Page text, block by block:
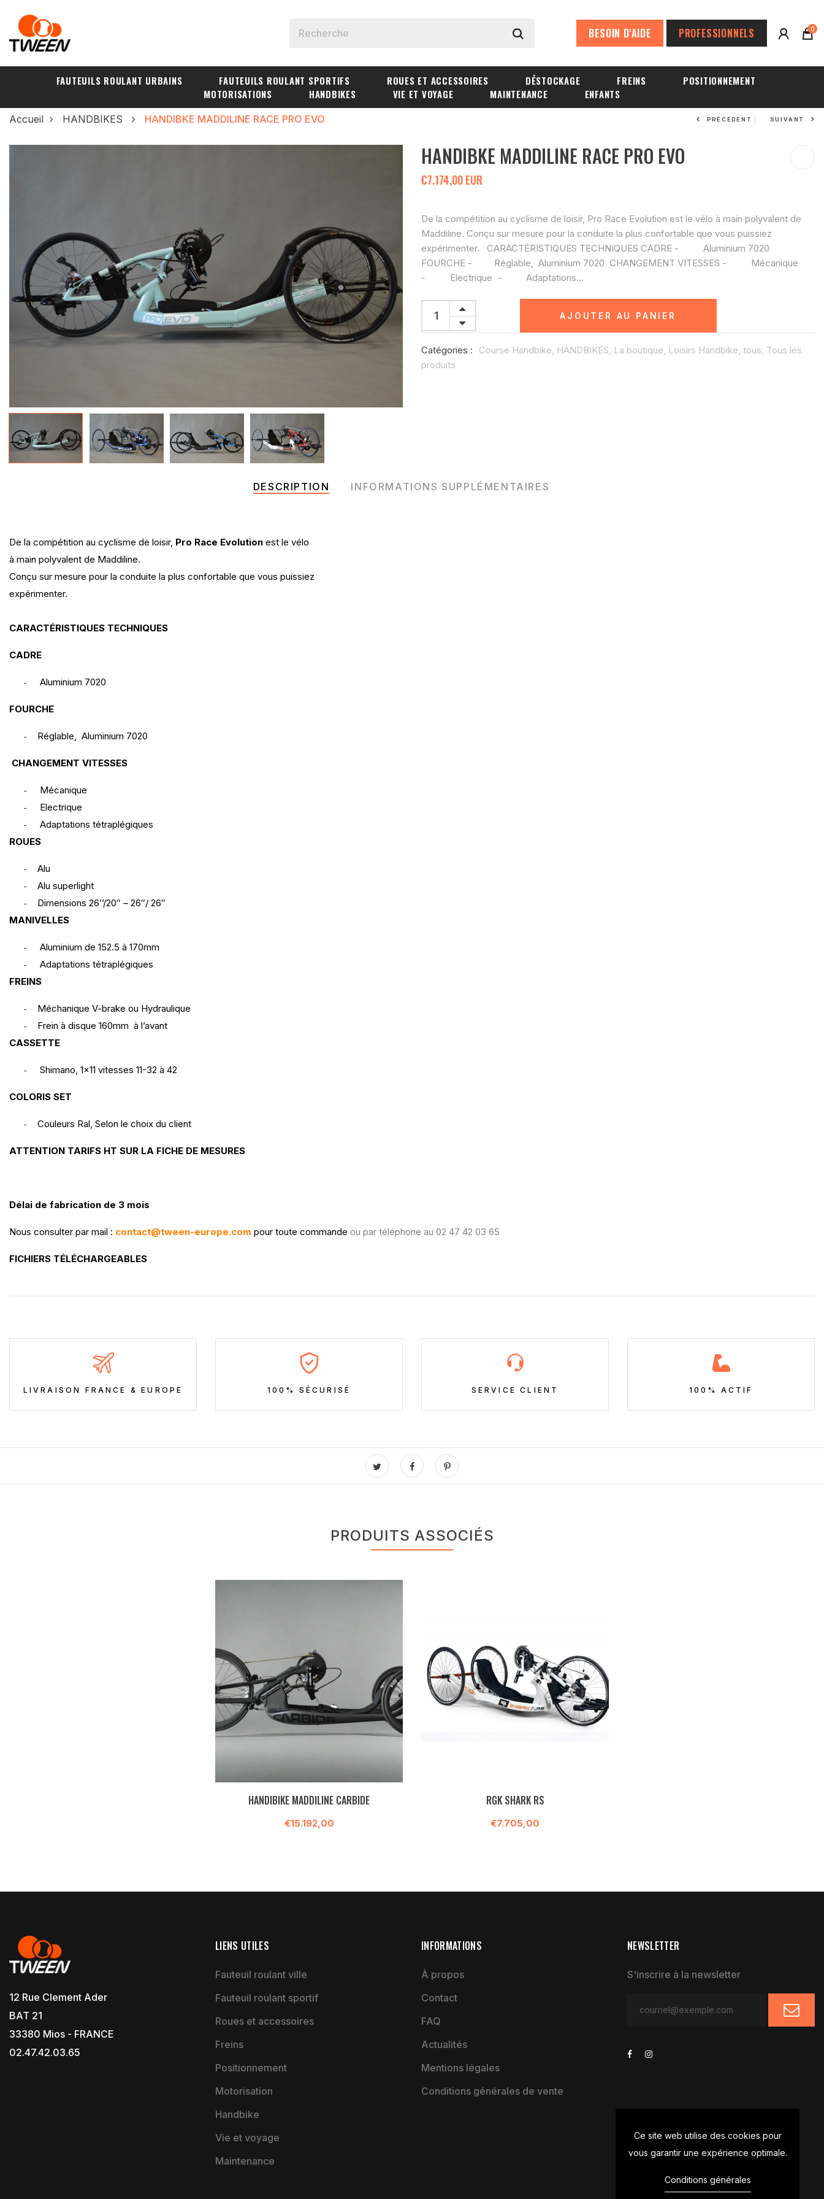
BESOIN D'AIDE PROFESSIONNELS 0
FAUTEUILS ROULANT URBAINS FAUTEUILS ROULANT SPORTIFS ROUES ET ACCESSOIRES DÉSTOCKAGE FREINS
POSITIONNEMENT
MOTORISATIONS
HANDBIKES VIE ET VOYAGE MAINTENANCE ENFANTS
Accueil HANDBIKES HANDIBKE MADDILINE RACE PRO EVO PRÉCÉDENT SUIVANT
HANDIBKE MADDILINE RACE PRO EVO
€7.174,00 EUR
De la compétition au cyclisme de loisir, Pro Race Evolution est le vélo à main polyvalent de
Maddiline. Conçu sur mesure pour la conduite la plus confortable que vous puissiez
expérimenter. CARACTÉRISTIQUES TECHNIQUES CADRE - Aluminium 7020
FOURCHE - Réglable, Aluminium 7020 CHANGEMENT VITESSES - Mécanique
- Electrique - Adaptations...
AJOUTER AU PANIER
Catégories : Course Handbike, HANDBIKES, La boutique, Loisirs Handbike, tous, Tous les
produits
DESCRIPTION INFORMATIONS SUPPLÉMENTAIRES
De la compétition au cyclisme de loisir, Pro Race Evolution est le vélo
à main polyvalent de Maddiline.
Conçu sur mesure pour la conduite la plus confortable que vous puissiez
expérimenter.
CARACTÉRISTIQUES TECHNIQUES
CADRE
- Aluminium 7020
FOURCHE
- Réglable, Aluminium 7020
CHANGEMENT VITESSES
- Mécanique
- Electrique
-
Adaptations tétraplégiques
ROUES
- Alu
- Alu superlight
-
Dimensions 26’’/20″ – 26″/ 26″
MANIVELLES
- Aluminium de 152.5 à 170mm
-
Adaptations tétraplégiques
FREINS
- Méchanique V-brake ou Hydraulique
-
Frein à disque 160mm à l’avant
CASSETTE
- Shimano, 1×11 vitesses 11-32 à 42
COLORIS SET
- Couleurs Ral, Selon le choix du client
ATTENTION TARIFS HT SUR LA FICHE DE MESURES
Délai de fabrication de 3 mois
Nous consulter par mail : contact@tween-europe.com pour toute commande ou par téléphone au 02 47 42 03 65
FICHIERS TÉLÉCHARGEABLES
LIVRAISON FRANCE & EUROPE 100% SÉCURISÉ SERVICE CLIENT 100% ACTIF
PRODUITS ASSOCIÉS
HANDIBIKE MADDILINE CARBIDE
€15.192,00
RGK SHARK RS
€7.705,00
12 Rue Clement Ader
BAT 21
33380 Mios - FRANCE
02.47.42.03.65
LIENS UTILES
Fauteuil roulant ville
Fauteuil roulant sportif
Roues et accessoires
Freins
Positionnement
Motorisation
Handbike
Vie et voyage
Maintenance
INFORMATIONS
À propos
Contact
FAQ
Actualités
Mentions légales
Conditions générales de vente
NEWSLETTER
S'inscrire à la newsletter
Ce site web utilise des cookies pour
vous garantir une expérience optimale.
Conditions générales